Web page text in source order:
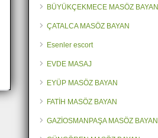
BÜYÜKÇEKMECE MASÖZ BAYAN
ÇATALCA MASÖZ BAYAN
Esenler escort
EVDE MASAJ
EYÜP MASÖZ BAYAN
FATİH MASÖZ BAYAN
GAZİOSMANPAŞA MASÖZ BAYAN